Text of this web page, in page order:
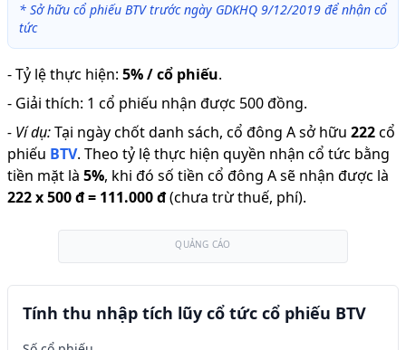
* Sở hữu cổ phiếu BTV trước ngày GDKHQ 9/12/2019 để nhận cổ
tức
-Tỷ lệ thực hiện: 5% / cổ phiếu.
- Giải thích: 1 cổ phiếu nhận được 500 đồng.
- Ví dụ:Tại ngày chốt danh sách, cổ đông A sở hữu 222cổ
phiếu BTV. Theo tỷ lệ thực hiện quyền nhận cổ tức bằng
tiền mặt là 5%, khi đó số tiền cổ đông A sẽ nhận được là
222x500 đ= 111.000 đ(chưa trừ thuế, phí).
QUẢNG CÁO
Tính thu nhập tích lũy cổ tức cổ phiếu BTV